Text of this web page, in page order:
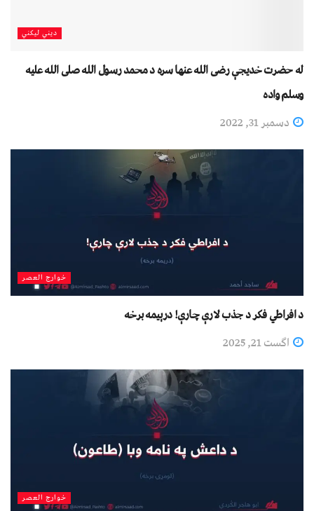
دیني لیکني
له حضرت خديجې رضی الله عنها سره د محمد رسول الله صلی الله عليه
وسلم واده
دسمبر 31, 2022
خوارج العصر
د افراطي فکر د جذب لارې چارې! درېیمه برخه
اگست 21, 2025
خوارج العصر